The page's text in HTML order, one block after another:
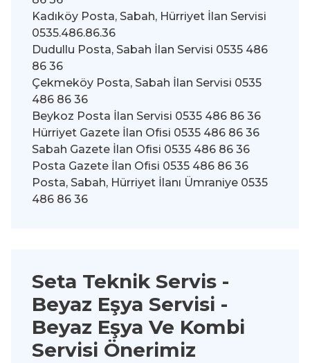
Kadıköy Posta, Sabah, Hürriyet İlan Servisi
0535.486.86.36
Dudullu Posta, Sabah İlan Servisi 0535 486
86 36
Çekmeköy Posta, Sabah İlan Servisi 0535
486 86 36
Beykoz Posta İlan Servisi 0535 486 86 36
Hürriyet Gazete İlan Ofisi 0535 486 86 36
Sabah Gazete İlan Ofisi 0535 486 86 36
Posta Gazete İlan Ofisi 0535 486 86 36
Posta, Sabah, Hürriyet İlanı Ümraniye 0535
486 86 36
Seta Teknik Servis -
Beyaz Eşya Servisi -
Beyaz Eşya Ve Kombi
Servisi Önerimiz